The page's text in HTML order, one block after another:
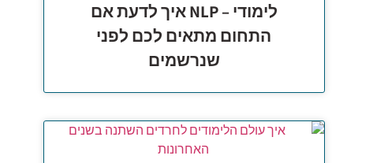
לימודי – NLP איך לדעת אם
התחום מתאים לכם לפני
שנרשמים